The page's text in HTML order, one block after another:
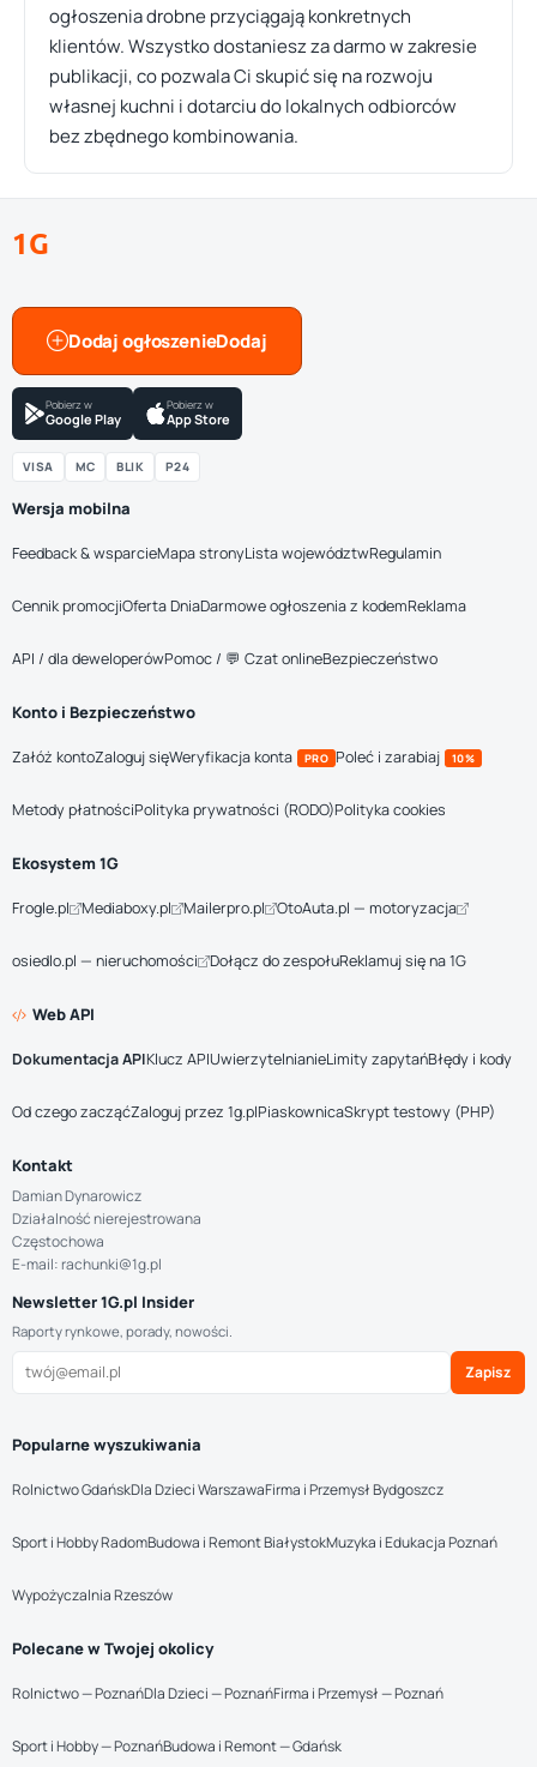
ogłoszenia drobne przyciągają konkretnych
klientów. Wszystko dostaniesz za darmo w zakresie
publikacji, co pozwala Ci skupić się na rozwoju
własnej kuchni i dotarciu do lokalnych odbiorców
bez zbędnego kombinowania.
1G
Dodaj ogłoszenie
Pobierz w
Google Play
Pobierz w
App Store
VISA MC BLIK P24
Wersja mobilna
Feedback & wsparcieMapa stronyLista województwRegulamin
Cennik promocjiOferta DniaDarmowe ogłoszenia z kodemReklama
API / dla deweloperówPomoc / 💬 Czat onlineBezpieczeństwo
Konto i Bezpieczeństwo
Załóż kontoZaloguj sięWeryfikacja konta PRO Poleć i zarabiaj 10%
Metody płatnościPolityka prywatności (RODO)Polityka cookies
Ekosystem 1G
Frogle.pl Mediaboxy.pl Mailerpro.pl OtoAuta.pl — motoryzacja
osiedlo.pl — nieruchomości Dołącz do zespołuReklamuj się na 1G
Web API
Dokumentacja APIKlucz APIUwierzytelnianieLimity zapytańBłędy i kody
Od czego zacząćZaloguj przez 1g.plPiaskownicaSkrypt testowy (PHP)
Kontakt
Damian Dynarowicz
Działalność nierejestrowana
Częstochowa
E-mail: rachunki@1g.pl
Newsletter 1G.pl Insider
Raporty rynkowe, porady, nowości.
Zapisz
Popularne wyszukiwania
Rolnictwo GdańskDla Dzieci WarszawaFirma i Przemysł Bydgoszcz
Sport i Hobby RadomBudowa i Remont BiałystokMuzyka i Edukacja Poznań
Wypożyczalnia Rzeszów
Polecane w Twojej okolicy
Rolnictwo — PoznańDla Dzieci — PoznańFirma i Przemysł — Poznań
Sport i Hobby — PoznańBudowa i Remont — Gdańsk